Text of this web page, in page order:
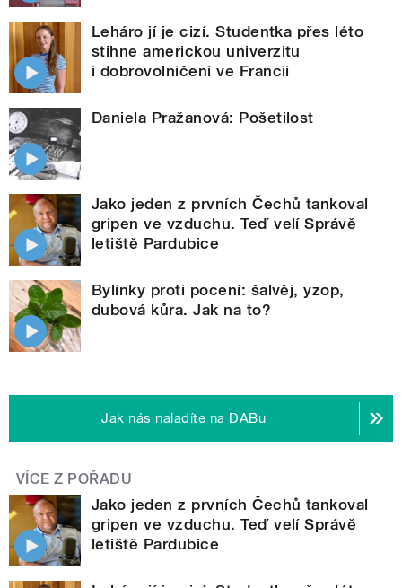
Leháro jí je cizí. Studentka přes léto
stihne americkou univerzitu
i dobrovolničení ve Francii
Daniela Pražanová: Pošetilost
Jako jeden z prvních Čechů tankoval
gripen ve vzduchu. Teď velí Správě
letiště Pardubice
Bylinky proti pocení: šalvěj, yzop,
dubová kůra. Jak na to?
Jak nás naladíte na DABu
VÍCE Z POŘADU
Jako jeden z prvních Čechů tankoval
gripen ve vzduchu. Teď velí Správě
letiště Pardubice